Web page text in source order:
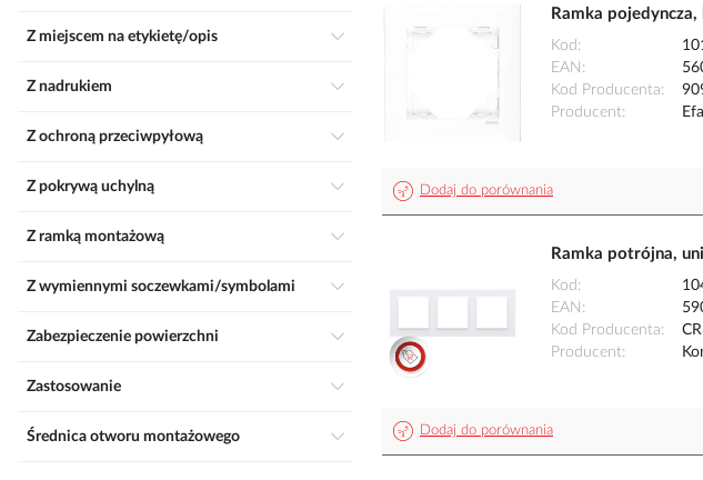
Ramka
Kod
EAN
Kod Producenta
Producent
Dodaj do porównania
Ramka potrójna,
Kod
EAN
Kod Producenta
Producent
Dodaj do porównania
Z miejscem na etykietę/opis
Z nadrukiem
Z ochroną przeciwpyłową
Z pokrywą uchylną
Z ramką montażową
Z wymiennymi soczewkami/symbolami
Zabezpieczenie powierzchni
Zastosowanie
Średnica otworu montażowego